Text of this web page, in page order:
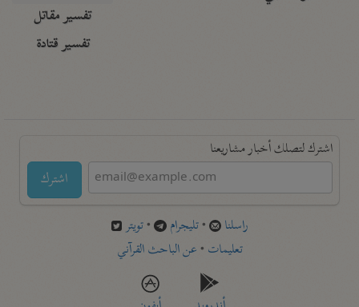
تفسير مقاتل
تفسير قتادة
اشترك لتصلك أخبار مشاريعنا
اشترك
راسلنا •تليجرام •تويتر
تعليمات •عن الباحث القرآني